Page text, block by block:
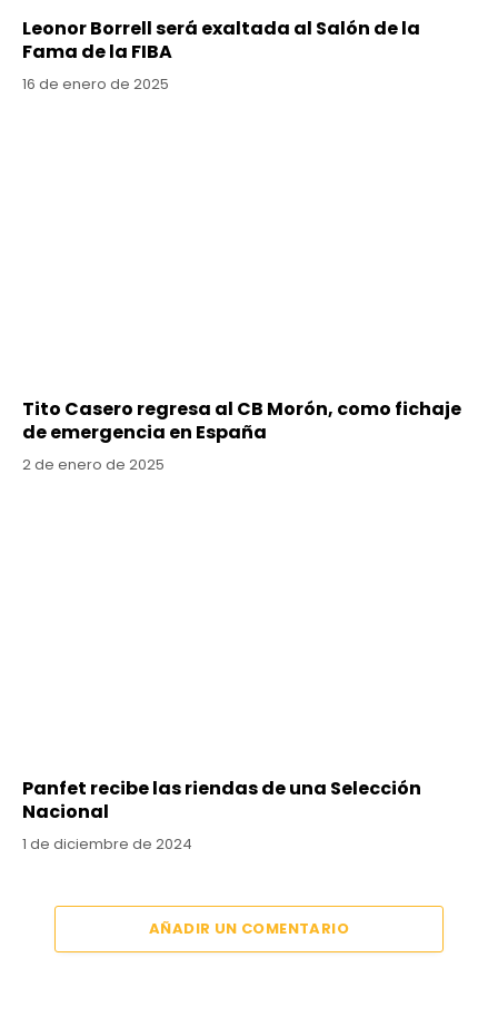
Leonor Borrell será exaltada al Salón de la
Fama de la FIBA
16 de enero de 2025
Tito Casero regresa al CB Morón, como fichaje
de emergencia en España
2 de enero de 2025
Panfet recibe las riendas de una Selección
Nacional
1 de diciembre de 2024
AÑADIR UN COMENTARIO